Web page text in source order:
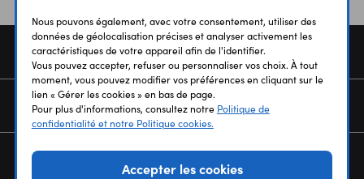
COMMANDE
SERVICES
Nous pouvons également, avec votre consentement, utiliser des
données de géolocalisation précises et analyser activement les
caractéristiques de votre appareil afin de l'identifier.
Vous pouvez accepter, refuser ou personnaliser vos choix. À tout
moment, vous pouvez modifier vos préférences en cliquant sur le
lien « Gérer les cookies » en bas de page.
Pour plus d'informations, consultez notre Politique de
confidentialité et notre Politique cookies.
Accepter les cookies